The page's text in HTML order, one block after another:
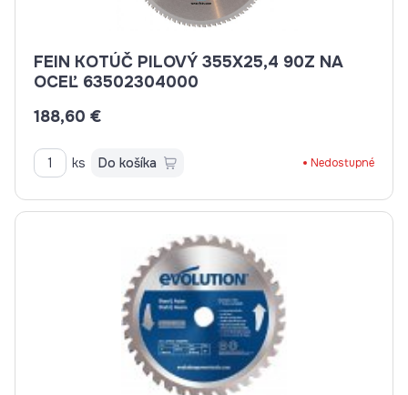
FEIN KOTÚČ PILOVÝ 355X25,4 90Z NA
OCEĽ 63502304000
188,60 €
ks Do košíka Nedostupné